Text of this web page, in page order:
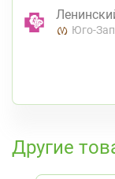
Юго-
Другие